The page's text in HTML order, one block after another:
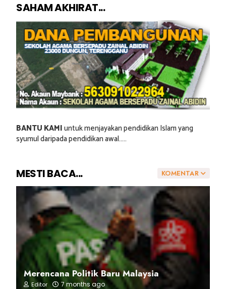
SAHAM AKHIRAT...
BANTU KAMIuntuk menjayakan pendidikan Islam yang
syumul daripada pendidikan awal.....
KOMENTAR
MESTI BACA...
Merencana Politik Baru Malaysia
Editor 7 months ago